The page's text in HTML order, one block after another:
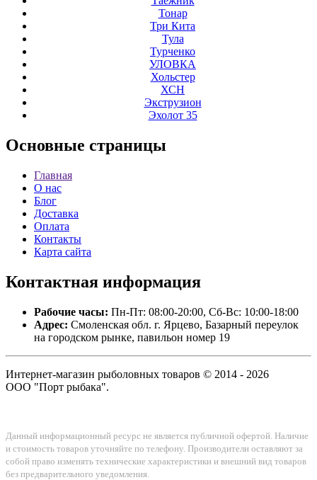
Тонар
Три Кита
Тула
Турченко
УЛОВКА
Хольстер
ХСН
Экструзион
Эхолот 35
Основные страницы
Главная
О нас
Блог
Доставка
Оплата
Контакты
Карта сайта
Контактная информация
Рабочие часы: Пн-Пт: 08:00-20:00, Сб-Вс: 10:00-18:00
Адрес: Смоленская обл. г. Ярцево, Базарный переулок
на городском рынке, павильон номер 19
Интернет-магазин рыболовных товаров © 2014 - 2026
ООО "Порт рыбака".
Данный информационный ресурс не является публичной офертой. Наличие
и стоимость товаров уточняйте по телефону. Производители оставляют за
собой право изменять технические характеристики и внешний вид товаров
без предварительного уведомления.